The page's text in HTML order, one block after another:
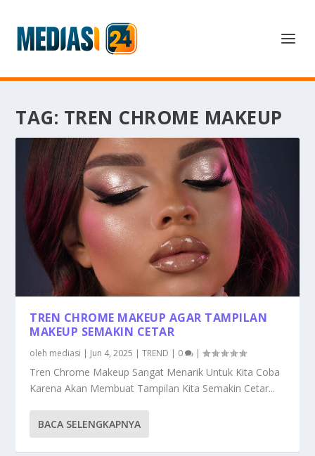
TAG: TREN CHROME MAKEUP
TREN CHROME MAKEUP AGAR TAMPILAN
MAKEUP SEMAKIN CETAR
oleh mediasi | Jun 4, 2025 |TREND | 0 |
Tren Chrome Makeup Sangat Menarik Untuk Kita Coba
Karena Akan Membuat Tampilan Kita Semakin Cetar...
BACA SELENGKAPNYA